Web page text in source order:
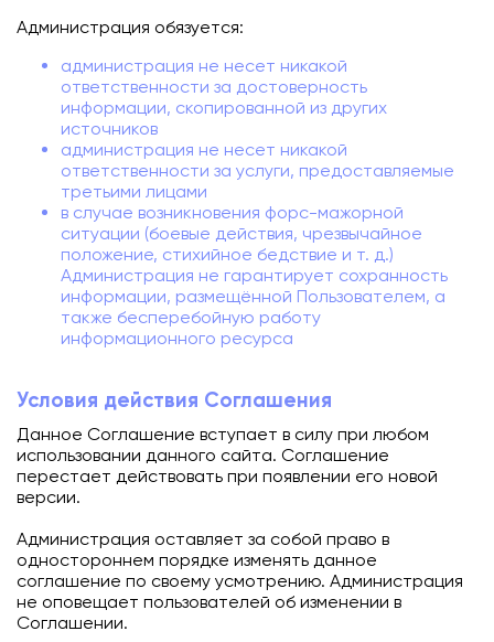
Администрация обязуется:
администрация не несет никакой
ответственности за достоверность
информации, скопированной из других
источников
администрация не несет никакой
ответственности за услуги, предоставляемые
третьими лицами
в случае возникновения форс-мажорной
ситуации (боевые действия, чрезвычайное
положение, стихийное бедствие и т. д.)
Администрация не гарантирует сохранность
информации, размещённой Пользователем, а
также бесперебойную работу
информационного ресурса
Условия действия Соглашения
Данное Соглашение вступает в силу при любом
использовании данного сайта. Соглашение
перестает действовать при появлении его новой
версии.
Администрация оставляет за собой право в
одностороннем порядке изменять данное
соглашение по своему усмотрению. Администрация
не оповещает пользователей об изменении в
Соглашении.